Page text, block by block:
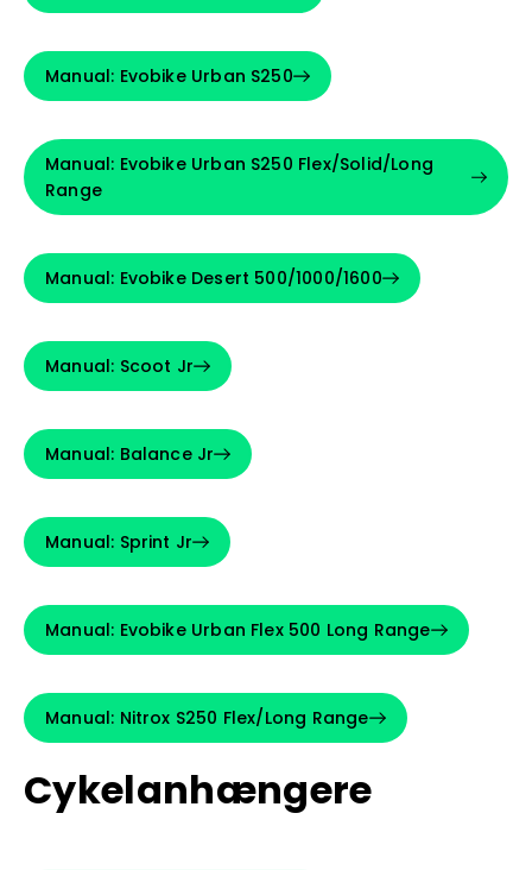
Manual: Evobike Urban S250
Manual: Evobike Urban S250 Flex/Solid/Long
Range
Manual: Evobike Desert 500/1000/1600
Manual: Scoot Jr
Manual: Balance Jr
Manual: Sprint Jr
Manual: Evobike Urban Flex 500 Long Range
Manual: Nitrox S250 Flex/Long Range
Cykelanhængere